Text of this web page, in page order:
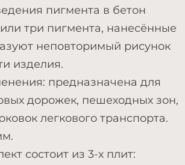
пигмента в бетон
три пигмента, нанесённые
неповторимый рисунок
изделия.
предназначена для
дорожек, пешеходных зон,
легкового транспорта.
состоит из 3-х плит: